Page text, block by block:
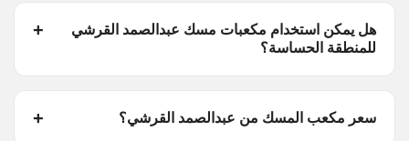
هل يمكن استخدام مكعبات مسك عبدالصمد القرشي
للمنطقة الحساسة؟
سعر مكعب المسك من عبدالصمد القرشي؟